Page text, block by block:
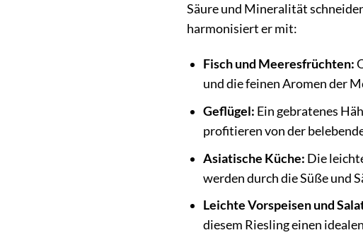
Säure und Mineralität
harmonisiert er mit:
Fisch und Meeresfrüchten:
und die feinen Aromen der
Geflügel: Ein gebratenes
profitieren von der
Asiatische Küche: Die
werden durch die Süße und
Leichte Vorspeisen und
diesem Riesling einen